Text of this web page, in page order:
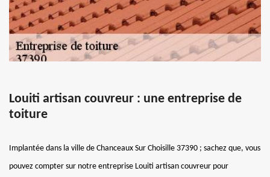
Louiti artisan couvreur : une entreprise de
toiture
Implantée dans la ville de Chanceaux Sur Choisille 37390 ; sachez que, vous
pouvez compter sur notre entreprise Louiti artisan couvreur pour